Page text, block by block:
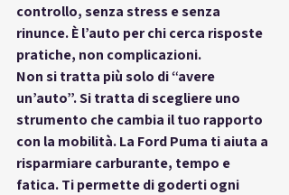
controllo, senza stress e senza
rinunce. È l’auto per chi cerca risposte
pratiche, non complicazioni.
Non si tratta più solo di “avere
un’auto”. Si tratta di scegliere uno
strumento che cambia il tuo rapporto
con la mobilità. La Ford Puma ti aiuta a
risparmiare carburante, tempo e
fatica. Ti permette di goderti ogni